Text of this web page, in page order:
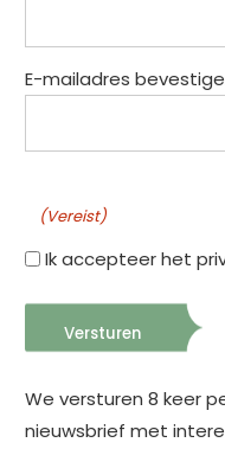
E-mailadres
(Vereist)
Ik accepteer het
We versturen 8 keer
nieuwsbrief met